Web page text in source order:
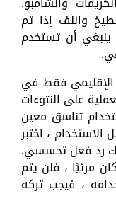
واللف إذا تم
ينبغي أن تستخدم
فقط في
على النتوءات
تناسق معين
، اختبر
رد فعل تحسسي.
مرئيًا ، فلن يتم
، فيجب تركه